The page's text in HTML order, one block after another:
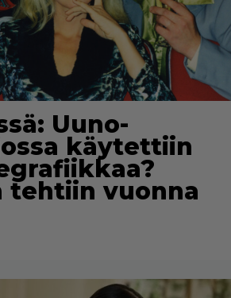
Uuno-
käytettiin
tehtiin vuonna